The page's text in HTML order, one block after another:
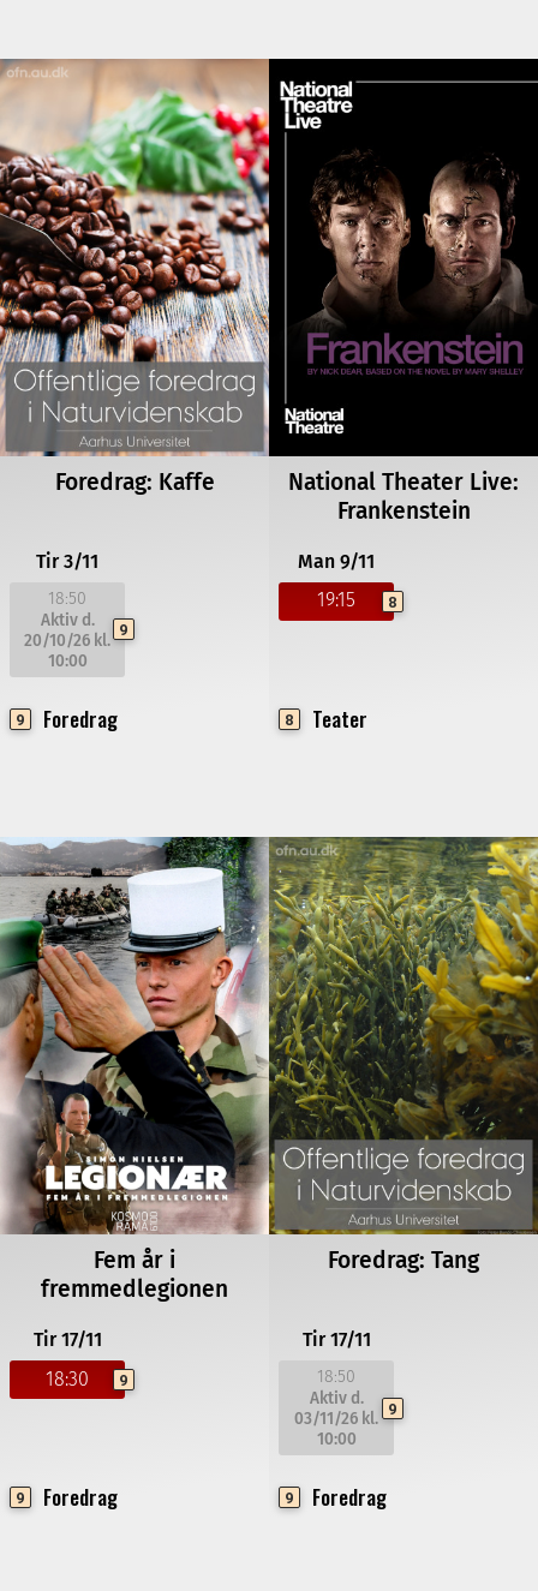
Foredrag: Kaffe
Tir 3/11
18:50
9
Aktiv d.
20/10/26 kl.
10:00
9 Foredrag
National Theater Live:
Frankenstein
Man 9/11
19:15
8
8 Teater
Fem år i
fremmedlegionen
Tir 17/11
18:30
9
9 Foredrag
Foredrag: Tang
Tir 17/11
18:50
9
Aktiv d.
03/11/26 kl.
10:00
9 Foredrag